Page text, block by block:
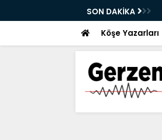
SON DAKİKA
Köşe Yazarları